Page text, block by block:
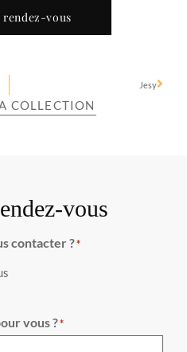
rendez-vous
Jesy
COLLECTION
vous
contacter ?*
vous ?*